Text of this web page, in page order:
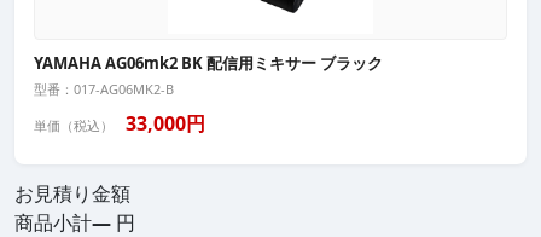
YAMAHA AG06mk2 BK 配信用ミキサー ブラック
型番：017-AG06MK2-B
単価（税込）
33,000円
お見積り金額
商品小計— 円